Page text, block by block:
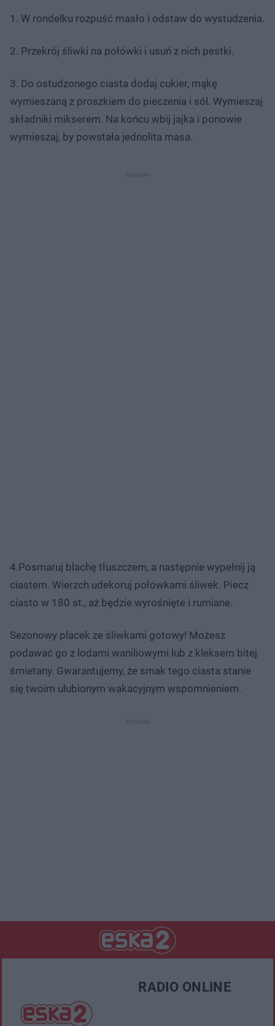
1. W rondelku rozpuść masło i odstaw do wystudzenia.
2. Przekrój śliwki na połówki i usuń z nich pestki.
3. Do ostudzonego ciasta dodaj cukier, mąkę
wymieszaną z proszkiem do pieczenia i sól. Wymieszaj
składniki mikserem. Na końcu wbij jajka i ponowie
wymieszaj, by powstała jednolita masa.
4.Posmaruj blachę tłuszczem, a następnie wypełnij ją
ciastem. Wierzch udekoruj połówkami śliwek. Piecz
ciasto w 180 st., aż będzie wyrośnięte i rumiane.
Sezonowy placek ze śliwkami gotowy! Możesz
podawać go z lodami waniliowymi lub z kleksem bitej
śmietany. Gwarantujemy, że smak tego ciasta stanie
się twoim ulubionym wakacyjnym wspomnieniem.
RADIO ONLINE